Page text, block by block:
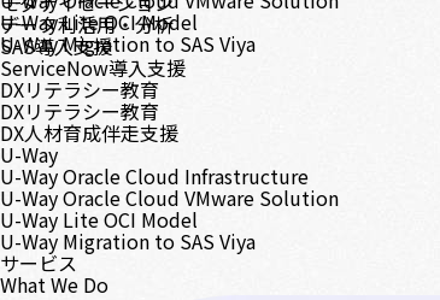
U-Way Lite OCI Model
U-Way Migration to SAS Viya
データ利活用・分析
SAS導入支援
ServiceNow導入支援
DXリテラシー教育
DXリテラシー教育
DX人材育成伴走支援
U-Way
U-Way Oracle Cloud Infrastructure
U-Way Oracle Cloud VMware Solution
U-Way Lite OCI Model
U-Way Migration to SAS Viya
サービス
What We Do